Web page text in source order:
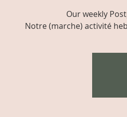
Our weekly
Notre (marche) activité